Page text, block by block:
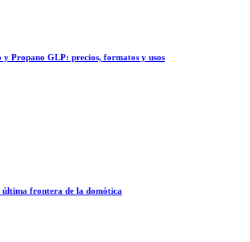
y Propano GLP: precios, formatos y usos
frontera de la domótica